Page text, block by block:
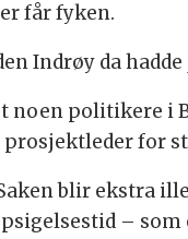
får fyken.
Indrøy da
noen politikere i
prosjektleder for
blir ekstra
– som